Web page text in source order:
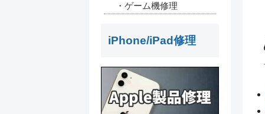
・ゲーム機修理
iPhone/iPad修理